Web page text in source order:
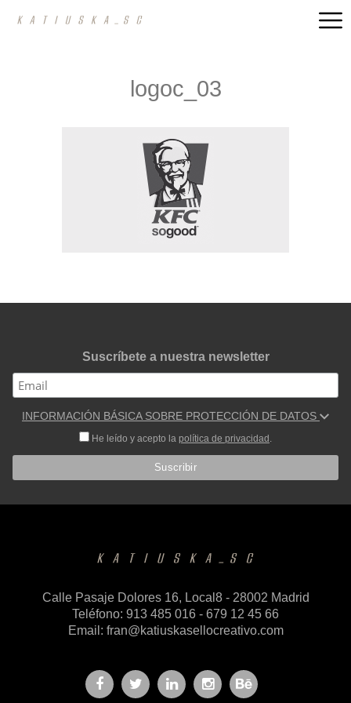
logoc_03
Suscríbete a nuestra newsletter
INFORMACIÓN BÁSICA SOBRE PROTECCIÓN DE DATOS
He leído y acepto la política de privacidad .
Calle Pasaje Dolores 16, Local8 - 28002 Madrid
Teléfono: 913 485 016 - 679 12 45 66
Email: fran@katiuskasellocreativo.com